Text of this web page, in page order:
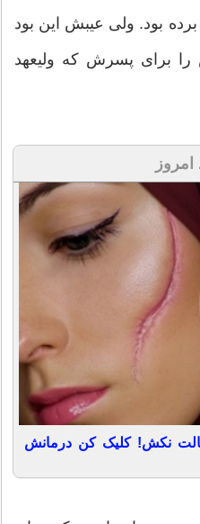
بود. ولی عیبش این بود
برای پسرش كه ولیعهد
امروز
نکش! کلیک کن درمانش